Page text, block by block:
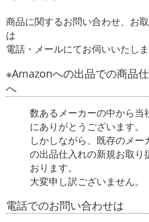
商品に関するお問い合わせ、お
は
電話・メールにてお伺いいたしま
※Amazonへの出品での商品
へ
数あるメーカーの中から
にありがとうございます。
しかしながら、既存のメ
の出品仕入れの新規お取り
おります。
大変申し訳ございません。
電話でのお問い合わせは